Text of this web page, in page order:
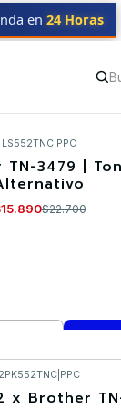
en 24 Horas
LS552TNC PPC
3479 |
$22.700
Comprar ahora
2PK552TNC PPC
x Brother